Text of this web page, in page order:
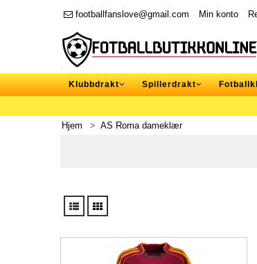
footballfanslove@gmail.com Min konto
Klubbdrakt Spillerdrakt
Hjem AS Roma dameklær